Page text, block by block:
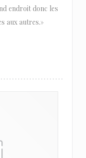
endroit donc les
aux autres.»